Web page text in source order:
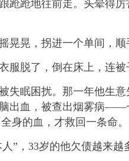
跄地往前走。头晕得厉
晃，拐进一个单间，顺
脱了，倒在床上，连被
眠困扰。那一年他生
出血，被查出烟雾病
身的血，才救回一条命。
，33岁的他欠债越来越